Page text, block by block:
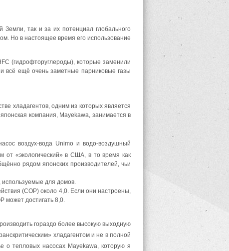
так и за их потенциал глобального
Но в настоящее время его использование
(гидрофторуглероды), которые заменили
всё ещё очень заметные парниковые газы
хладагентов, одним из которых является
компания, Mayekawa, занимается в
воздух-вода Unimo и водо-воздушный
от «экологический» в США, в то время как
рядом японских производителей, чьи
для домов.
(СОР) около 4,0. Если они настроены,
может достигать 8,0.
гораздо более высокую выходную
хладагентом и не в полной
о тепловых насосах Mayekawa, которую я